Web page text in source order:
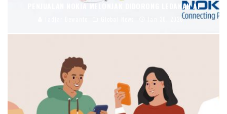
PENJUALAN NOKIA MELONJAK DIDORONG LEDAKAN AI
Jan 30, 2026